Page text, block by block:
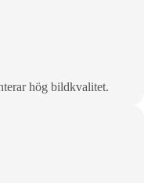
hög bildkvalitet.